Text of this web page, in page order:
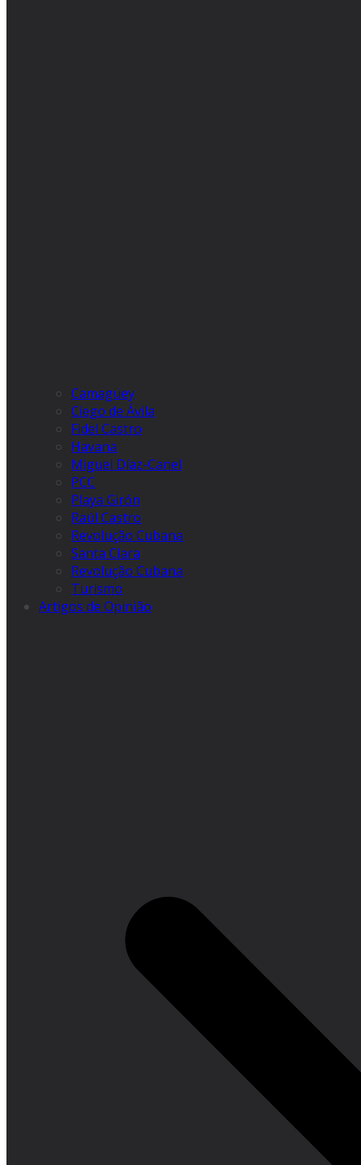
Camagüey
Ciego de Ávila
Fidel Castro
Havana
Miguel Díaz-Canel
PCC
Playa Girón
Raúl Castro
Revolução Cubana
Santa Clara
Revolução Cubana
Turismo
Artigos de Opinião